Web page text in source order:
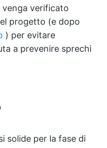
venga verificato
progetto (e dopo
) per evitare
a prevenire sprechi
solide per la fase di